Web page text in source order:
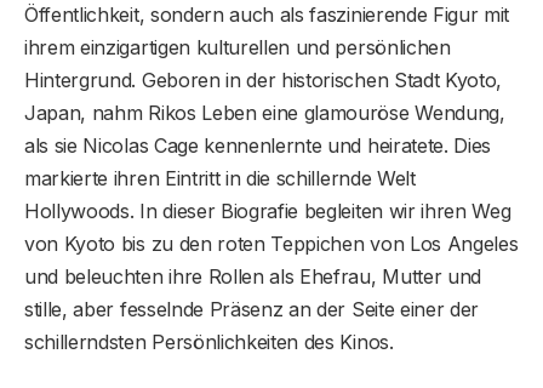
Öffentlichkeit, sondern auch als faszinierende Figur mit
ihrem einzigartigen kulturellen und persönlichen
Hintergrund. Geboren in der historischen Stadt Kyoto,
Japan, nahm Rikos Leben eine glamouröse Wendung,
als sie Nicolas Cage kennenlernte und heiratete. Dies
markierte ihren Eintritt in die schillernde Welt
Hollywoods. In dieser Biografie begleiten wir ihren Weg
von Kyoto bis zu den roten Teppichen von Los Angeles
und beleuchten ihre Rollen als Ehefrau, Mutter und
stille, aber fesselnde Präsenz an der Seite einer der
schillerndsten Persönlichkeiten des Kinos.